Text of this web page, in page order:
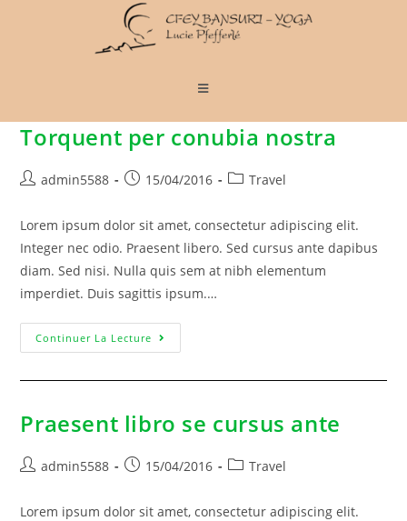
Torquent per conubia nostra
admin5588 15/04/2016 Travel
Lorem ipsum dolor sit amet, consectetur adipiscing elit.
Integer nec odio. Praesent libero. Sed cursus ante dapibus
diam. Sed nisi. Nulla quis sem at nibh elementum
imperdiet. Duis sagittis ipsum.…
Continuer La Lecture
Praesent libro se cursus ante
admin5588 15/04/2016 Travel
Lorem ipsum dolor sit amet, consectetur adipiscing elit.